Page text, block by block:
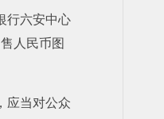
行六安中心
人民币图
应当对公众